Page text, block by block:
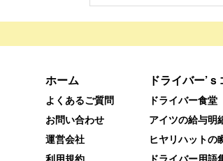
ホーム
よくあるご質問
お問い合わせ
運営会社
利用規約
ドライバー’
ドライバー食堂
アイツの給与明
ヒヤリハットの
ドライバー用語